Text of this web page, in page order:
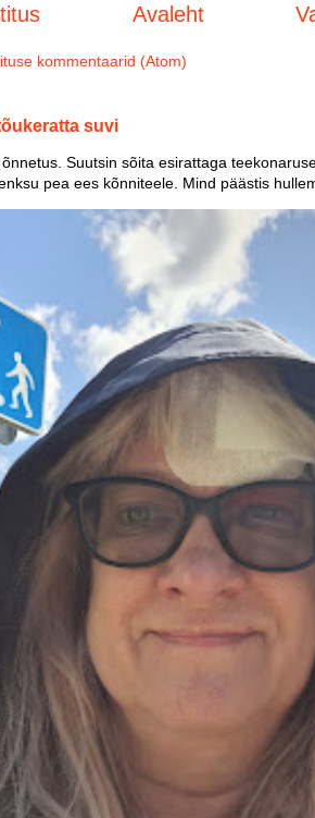
Avaleht
kommentaarid (Atom)
suvi
Suutsin sõita esirattaga
pea ees kõnniteele. Mind päästis